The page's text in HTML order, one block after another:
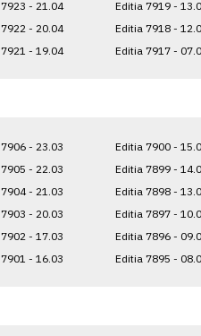
- 21.04
- 20.04
- 19.04
Editia 7919 -
Editia 7918 -
Editia 7917 -
- 23.03
- 22.03
- 21.03
- 20.03
- 17.03
- 16.03
Editia 7900 -
Editia 7899 -
Editia 7898 -
Editia 7897 -
Editia 7896 -
Editia 7895 -